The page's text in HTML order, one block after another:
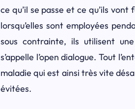
ce qu’il se passe et ce qu’ils
lorsqu’elles sont employées
sous contrainte, ils utilisent
s’appelle l’open dialogue. Tout
maladie qui est ainsi très vite
évitées.